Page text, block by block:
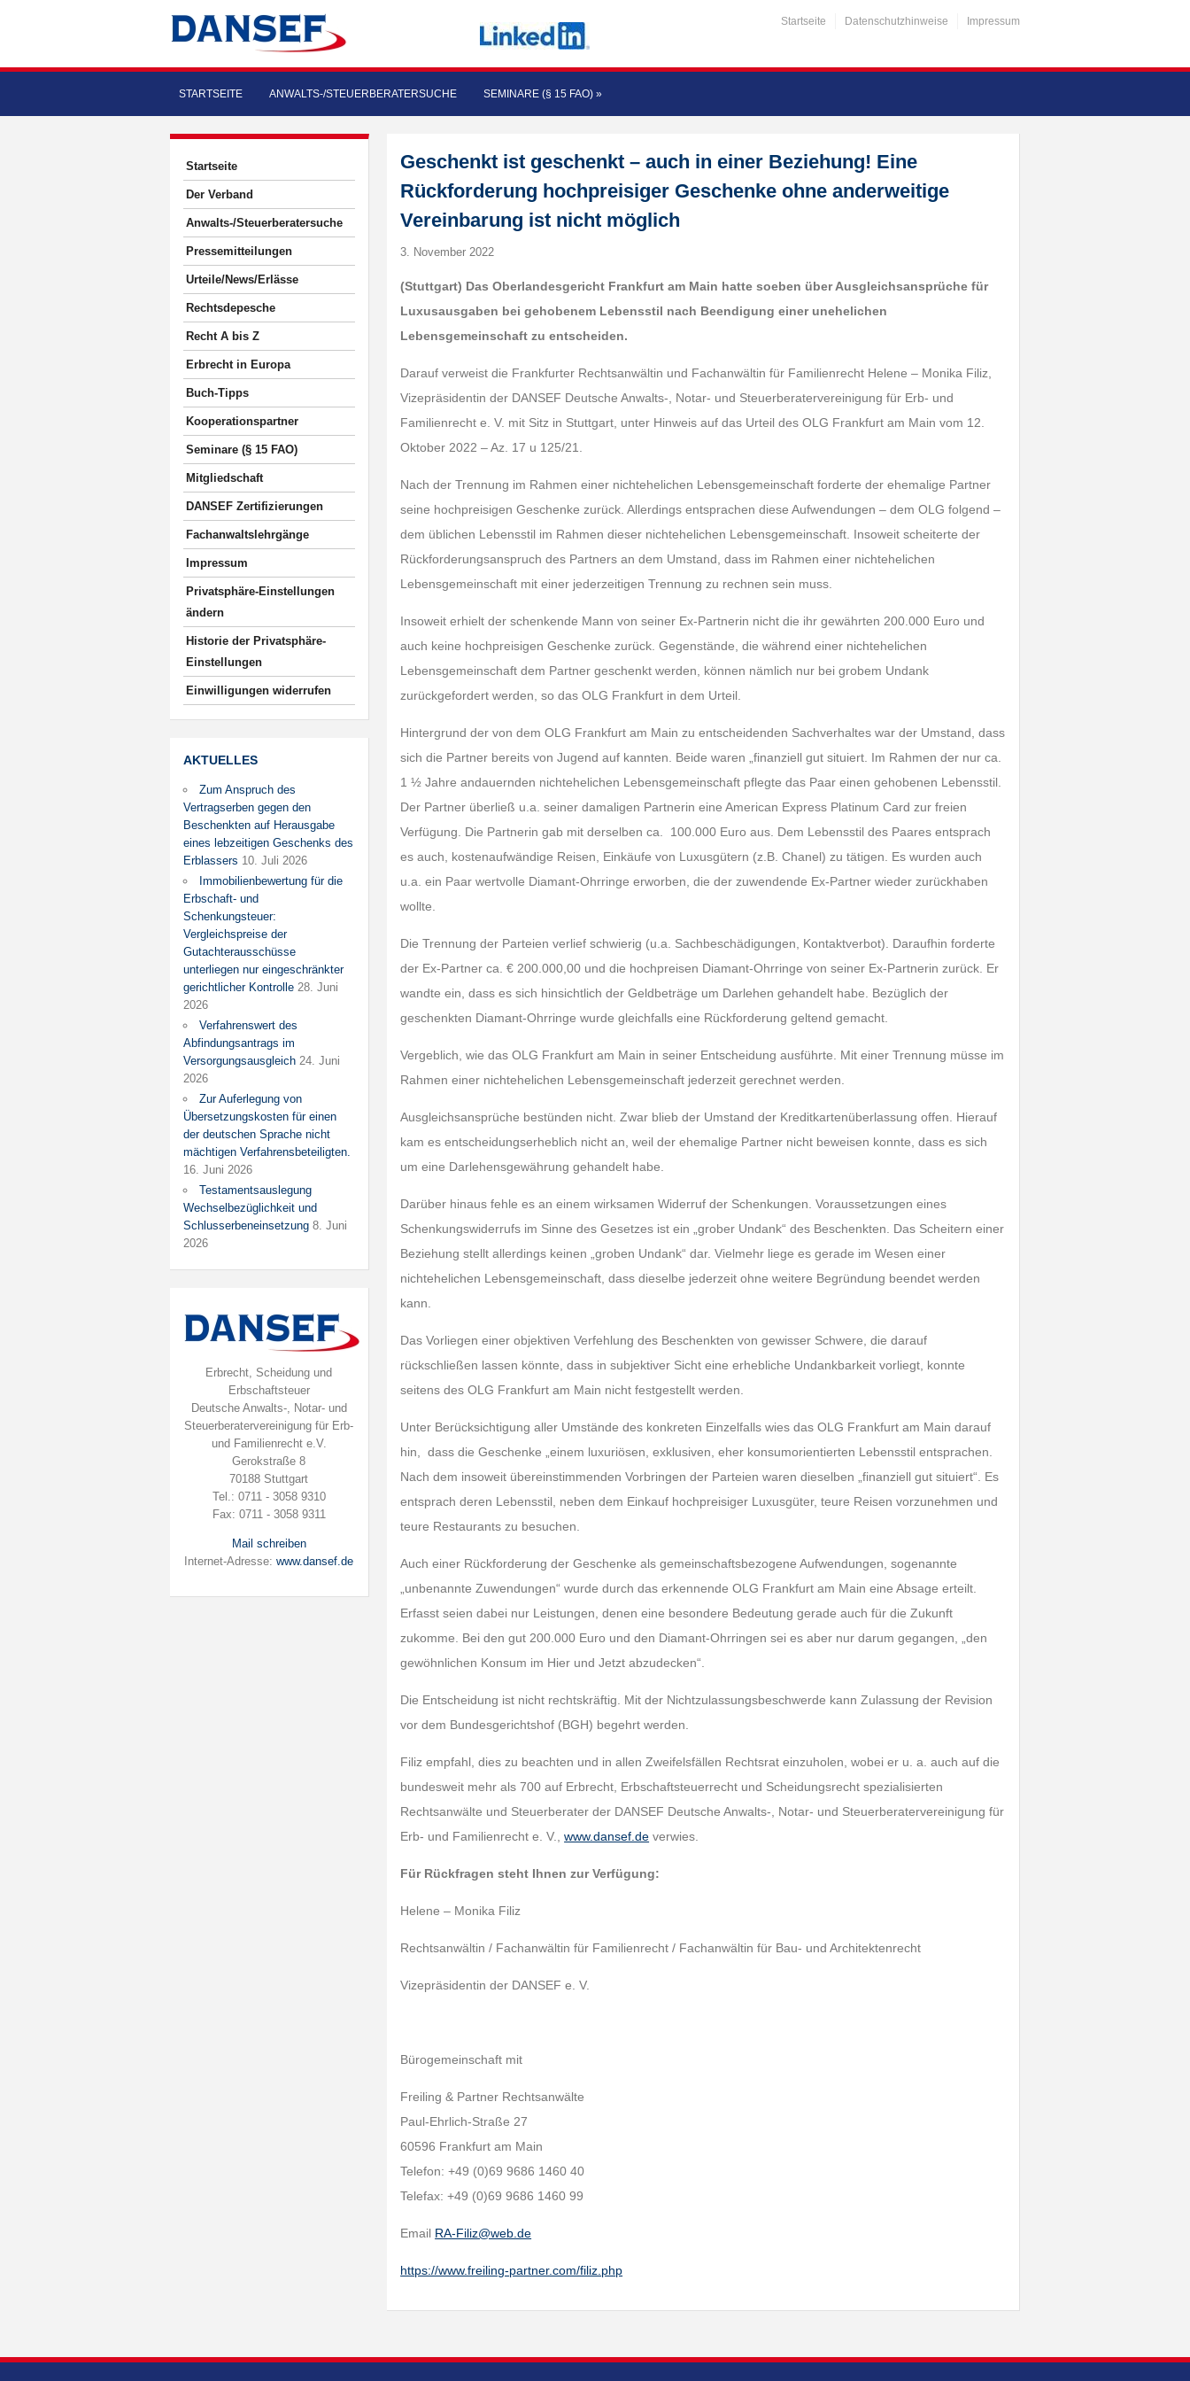
Startseite Datenschutzhinweise Impressum
STARTSEITE ANWALTS-/STEUERBERATERSUCHE SEMINARE (§ 15 FAO) »
Startseite
Der Verband
Anwalts-/Steuerberatersuche
Pressemitteilungen
Urteile/News/Erlässe
Rechtsdepesche
Recht A bis Z
Erbrecht in Europa
Buch-Tipps
Kooperationspartner
Seminare (§ 15 FAO)
Mitgliedschaft
DANSEF Zertifizierungen
Fachanwaltslehrgänge
Impressum
Privatsphäre-Einstellungen
ändern
Historie der Privatsphäre-
Einstellungen
Einwilligungen widerrufen
AKTUELLES
Zum Anspruch des
Vertragserben gegen den
Beschenkten auf Herausgabe
eines lebzeitigen Geschenks des
Erblassers 10. Juli 2026
Immobilienbewertung für die
Erbschaft- und
Schenkungsteuer:
Vergleichspreise der
Gutachterausschüsse
unterliegen nur eingeschränkter
gerichtlicher Kontrolle 28. Juni
2026
Verfahrenswert des
Abfindungsantrags im
Versorgungsausgleich 24. Juni
2026
Zur Auferlegung von
Übersetzungskosten für einen
der deutschen Sprache nicht
mächtigen Verfahrensbeteiligten.
16. Juni 2026
Testamentsauslegung
Wechselbezüglichkeit und
Schlusserbeneinsetzung 8. Juni
2026
Erbrecht, Scheidung und
Erbschaftsteuer
Deutsche Anwalts-, Notar- und
Steuerberatervereinigung für Erb-
und Familienrecht e.V.
Gerokstraße 8
70188 Stuttgart
Tel.: 0711 - 3058 9310
Fax: 0711 - 3058 9311
Mail schreiben
Internet-Adresse:www.dansef.de
Geschenkt ist geschenkt – auch in einer Beziehung! Eine
Rückforderung hochpreisiger Geschenke ohne anderweitige
Vereinbarung ist nicht möglich
3. November 2022
(Stuttgart) Das Oberlandesgericht Frankfurt am Main hatte soeben über Ausgleichsansprüche für
Luxusausgaben bei gehobenem Lebensstil nach Beendigung einer unehelichen
Lebensgemeinschaft zu entscheiden.
Darauf verweist die Frankfurter Rechtsanwältin und Fachanwältin für Familienrecht Helene – Monika Filiz,
Vizepräsidentin der DANSEF Deutsche Anwalts-, Notar- und Steuerberatervereinigung für Erb- und
Familienrecht e. V. mit Sitz in Stuttgart, unter Hinweis auf das Urteil des OLG Frankfurt am Main vom 12.
Oktober 2022 – Az. 17 u 125/21.
Nach der Trennung im Rahmen einer nichtehelichen Lebensgemeinschaft forderte der ehemalige Partner
seine hochpreisigen Geschenke zurück. Allerdings entsprachen diese Aufwendungen – dem OLG folgend –
dem üblichen Lebensstil im Rahmen dieser nichtehelichen Lebensgemeinschaft. Insoweit scheiterte der
Rückforderungsanspruch des Partners an dem Umstand, dass im Rahmen einer nichtehelichen
Lebensgemeinschaft mit einer jederzeitigen Trennung zu rechnen sein muss.
Insoweit erhielt der schenkende Mann von seiner Ex-Partnerin nicht die ihr gewährten 200.000 Euro und
auch keine hochpreisigen Geschenke zurück. Gegenstände, die während einer nichtehelichen
Lebensgemeinschaft dem Partner geschenkt werden, können nämlich nur bei grobem Undank
zurückgefordert werden, so das OLG Frankfurt in dem Urteil.
Hintergrund der von dem OLG Frankfurt am Main zu entscheidenden Sachverhaltes war der Umstand, dass
sich die Partner bereits von Jugend auf kannten. Beide waren „finanziell gut situiert. Im Rahmen der nur ca.
1 ½ Jahre andauernden nichtehelichen Lebensgemeinschaft pflegte das Paar einen gehobenen Lebensstil.
Der Partner überließ u.a. seiner damaligen Partnerin eine American Express Platinum Card zur freien
Verfügung. Die Partnerin gab mit derselben ca. 100.000 Euro aus. Dem Lebensstil des Paares entsprach
es auch, kostenaufwändige Reisen, Einkäufe von Luxusgütern (z.B. Chanel) zu tätigen. Es wurden auch
u.a. ein Paar wertvolle Diamant-Ohrringe erworben, die der zuwendende Ex-Partner wieder zurückhaben
wollte.
Die Trennung der Parteien verlief schwierig (u.a. Sachbeschädigungen, Kontaktverbot). Daraufhin forderte
der Ex-Partner ca. € 200.000,00 und die hochpreisen Diamant-Ohrringe von seiner Ex-Partnerin zurück. Er
wandte ein, dass es sich hinsichtlich der Geldbeträge um Darlehen gehandelt habe. Bezüglich der
geschenkten Diamant-Ohrringe wurde gleichfalls eine Rückforderung geltend gemacht.
Vergeblich, wie das OLG Frankfurt am Main in seiner Entscheidung ausführte. Mit einer Trennung müsse im
Rahmen einer nichtehelichen Lebensgemeinschaft jederzeit gerechnet werden.
Ausgleichsansprüche bestünden nicht. Zwar blieb der Umstand der Kreditkartenüberlassung offen. Hierauf
kam es entscheidungserheblich nicht an, weil der ehemalige Partner nicht beweisen konnte, dass es sich
um eine Darlehensgewährung gehandelt habe.
Darüber hinaus fehle es an einem wirksamen Widerruf der Schenkungen. Voraussetzungen eines
Schenkungswiderrufs im Sinne des Gesetzes ist ein „grober Undank“ des Beschenkten. Das Scheitern einer
Beziehung stellt allerdings keinen „groben Undank“ dar. Vielmehr liege es gerade im Wesen einer
nichtehelichen Lebensgemeinschaft, dass dieselbe jederzeit ohne weitere Begründung beendet werden
kann.
Das Vorliegen einer objektiven Verfehlung des Beschenkten von gewisser Schwere, die darauf
rückschließen lassen könnte, dass in subjektiver Sicht eine erhebliche Undankbarkeit vorliegt, konnte
seitens des OLG Frankfurt am Main nicht festgestellt werden.
Unter Berücksichtigung aller Umstände des konkreten Einzelfalls wies das OLG Frankfurt am Main darauf
hin, dass die Geschenke „einem luxuriösen, exklusiven, eher konsumorientierten Lebensstil entsprachen.
Nach dem insoweit übereinstimmenden Vorbringen der Parteien waren dieselben „finanziell gut situiert“. Es
entsprach deren Lebensstil, neben dem Einkauf hochpreisiger Luxusgüter, teure Reisen vorzunehmen und
teure Restaurants zu besuchen.
Auch einer Rückforderung der Geschenke als gemeinschaftsbezogene Aufwendungen, sogenannte
„unbenannte Zuwendungen“ wurde durch das erkennende OLG Frankfurt am Main eine Absage erteilt.
Erfasst seien dabei nur Leistungen, denen eine besondere Bedeutung gerade auch für die Zukunft
zukomme. Bei den gut 200.000 Euro und den Diamant-Ohrringen sei es aber nur darum gegangen, „den
gewöhnlichen Konsum im Hier und Jetzt abzudecken“.
Die Entscheidung ist nicht rechtskräftig. Mit der Nichtzulassungsbeschwerde kann Zulassung der Revision
vor dem Bundesgerichtshof (BGH) begehrt werden.
Filiz empfahl, dies zu beachten und in allen Zweifelsfällen Rechtsrat einzuholen, wobei er u. a. auch auf die
bundesweit mehr als 700 auf Erbrecht, Erbschaftsteuerrecht und Scheidungsrecht spezialisierten
Rechtsanwälte und Steuerberater der DANSEF Deutsche Anwalts-, Notar- und Steuerberatervereinigung für
Erb- und Familienrecht e. V.,www.dansef.de verwies.
Für Rückfragen steht Ihnen zur Verfügung:
Helene – Monika Filiz
Rechtsanwältin / Fachanwältin für Familienrecht / Fachanwältin für Bau- und Architektenrecht
Vizepräsidentin der DANSEF e. V.
Bürogemeinschaft mit
Freiling & Partner Rechtsanwälte
Paul-Ehrlich-Straße 27
60596 Frankfurt am Main
Telefon: +49 (0)69 9686 1460 40
Telefax: +49 (0)69 9686 1460 99
Email RA-Filiz@web.de
https://www.freiling-partner.com/filiz.php